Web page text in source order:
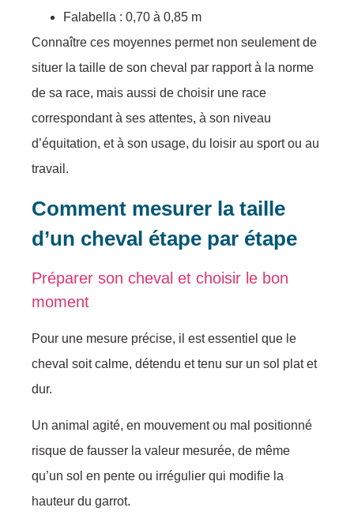
Falabella : 0,70 à 0,85 m
Connaître ces moyennes permet non seulement de
situer la taille de son cheval par rapport à la norme
de sa race, mais aussi de choisir une race
correspondant à ses attentes, à son niveau
d’équitation, et à son usage, du loisir au sport ou au
travail.
Comment mesurer la taille
d’un cheval étape par étape
Préparer son cheval et choisir le bon
moment
Pour une mesure précise, il est essentiel que le
cheval soit calme, détendu et tenu sur un sol plat et
dur.
Un animal agité, en mouvement ou mal positionné
risque de fausser la valeur mesurée, de même
qu’un sol en pente ou irrégulier qui modifie la
hauteur du garrot.